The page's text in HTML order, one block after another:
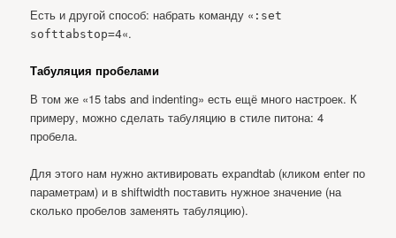
Есть и другой способ: набрать команду « :set
softtabstop=4«.
Табуляция пробелами
В том же «15 tabs and indenting» есть ещё много настроек. К
примеру, можно сделать табуляцию в стиле питона: 4
пробела.
Для этого нам нужно активировать expandtab (кликом enter по
параметрам) и в shiftwidth поставить нужное значение (на
сколько пробелов заменять табуляцию).